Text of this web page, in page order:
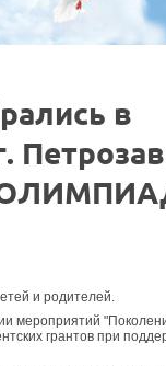
в
и родителей.
мероприятий
грантов при